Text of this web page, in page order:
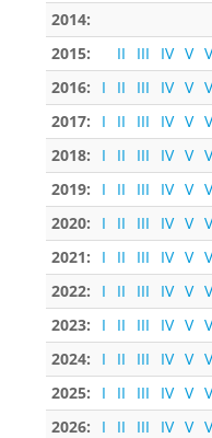
2014:
2015:
II III IV V
2016:
I II III IV V
2017:
I II III IV V
2018:
I II III IV V
2019:
I II III IV V
2020:
I II III IV V
2021:
I II III IV V
2022:
I II III IV V
2023:
I II III IV V
2024:
I II III IV V
2025:
I II III IV V
2026:
I II III IV V